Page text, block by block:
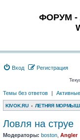
ФОРУМ
Вход Регистрация
Темы без ответов |
KIVOK.RU ЛЕТНЯЯ
Ловля на струе
Модераторы: boston Angler